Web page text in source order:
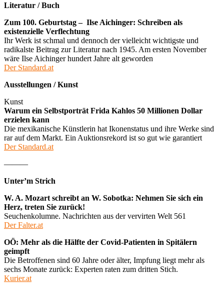
Literatur / Buch
Zum 100. Geburtstag – Ilse Aichinger: Schreiben als
existenzielle Verflechtung
Ihr Werk ist schmal und dennoch der vielleicht wichtigste und
radikalste Beitrag zur Literatur nach 1945. Am ersten November
wäre Ilse Aichinger hundert Jahre alt geworden
Der Standard.at
Ausstellungen / Kunst
Kunst
Warum ein Selbstporträt Frida Kahlos 50 Millionen Dollar
erzielen kann
Die mexikanische Künstlerin hat Ikonenstatus und ihre Werke sind
rar auf dem Markt. Ein Auktionsrekord ist so gut wie garantiert
Der Standard.at
———
Unter’m Strich
W. A. Mozart schreibt an W. Sobotka: Nehmen Sie sich ein
Herz, treten Sie zurück!
Seuchenkolumne. Nachrichten aus der vervirten Welt 561
Der Falter.at
OÖ: Mehr als die Hälfte der Covid-Patienten in Spitälern
geimpft
Die Betroffenen sind 60 Jahre oder älter, Impfung liegt mehr als
sechs Monate zurück: Experten raten zum dritten Stich.
Kurier.at